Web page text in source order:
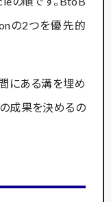
の2つを優先的
間にある溝を埋め
成果を決めるの